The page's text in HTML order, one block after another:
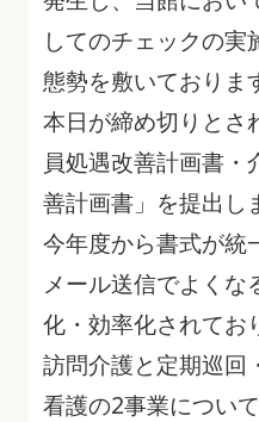
してのチェックの
態勢を敷いておりま
本日が締め切りとさ
員処遇改善計画書・
善計画書」を提出し
今年度から書式が統
メール送信でよくな
化・効率化されてお
訪問介護と定期巡回
看護の2事業につい